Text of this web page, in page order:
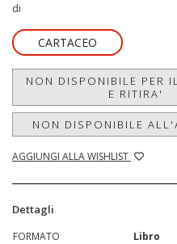
di
CARTACEO
NON DISPONIBILE PER
E RITIRA'
NON DISPONIBILE
AGGIUNGI ALLA WISHLIST
Dettagli
FORMATO
Libro